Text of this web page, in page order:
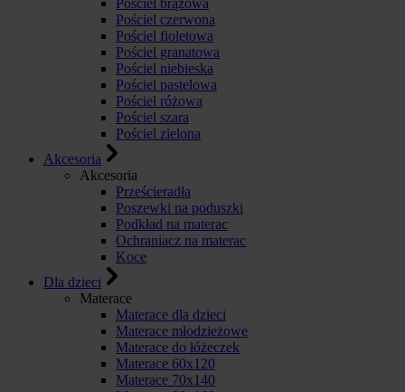
Pościel brązowa
Pościel czerwona
Pościel fioletowa
Pościel granatowa
Pościel niebieska
Pościel pastelowa
Pościel różowa
Pościel szara
Pościel zielona
Akcesoria
Akcesoria
Prześcieradła
Poszewki na poduszki
Podkład na materac
Ochraniacz na materac
Koce
Dla dzieci
Materace
Materace dla dzieci
Materace młodzieżowe
Materace do łóżeczek
Materace 60x120
Materace 70x140